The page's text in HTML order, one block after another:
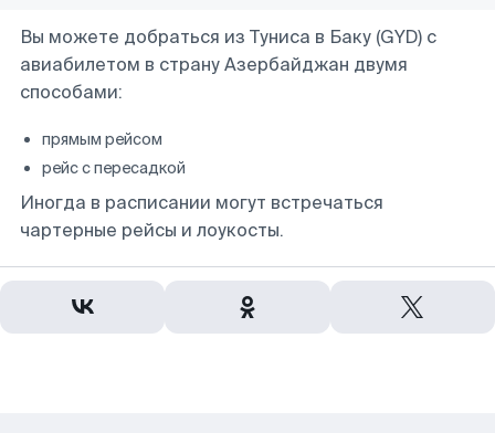
Вы можете добраться из Туниса в Баку (GYD) с
авиабилетом в страну Азербайджан двумя
способами:
прямым рейсом
рейс с пересадкой
Иногда в расписании могут встречаться
чартерные рейсы и лоукосты.